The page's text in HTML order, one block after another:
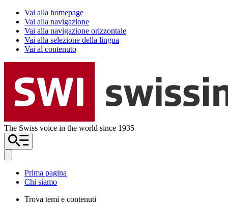
Vai alla homepage
Vai alla navigazione
Vai alla navigazione orizzontale
Vai alla selezione della lingua
Vai al contenuto
The Swiss voice in the world since 1935
Prima pagina
Chi siamo
Trova temi e contenuti